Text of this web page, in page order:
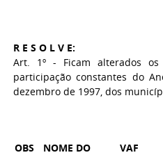
R E S O L V E:
Art. 1º - Ficam alterados
participação constantes do
dezembro de 1997, dos
OBS
NOME DO
VAF